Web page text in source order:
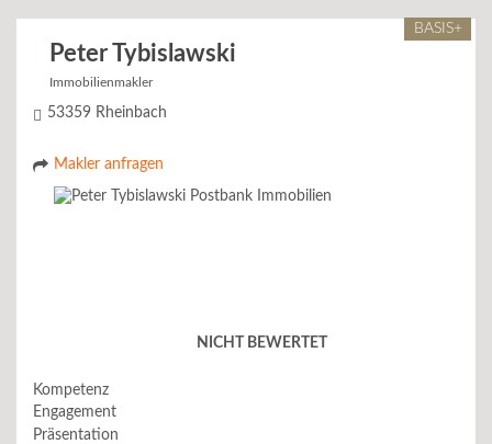
Peter Tybislawski
BASIS+
Immobilienmakler
53359 Rheinbach
Makler anfragen
NICHT BEWERTET
Kompetenz
Engagement
Präsentation